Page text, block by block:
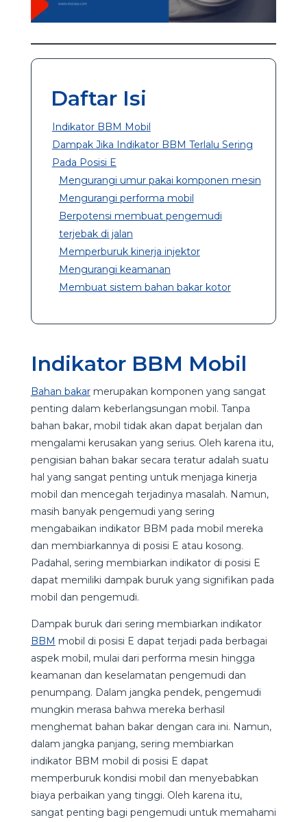
Daftar Isi
Indikator BBM Mobil
Dampak Jika Indikator BBM Terlalu Sering
Pada Posisi E
Mengurangi umur pakai komponen mesin
Mengurangi performa mobil
Berpotensi membuat pengemudi
terjebak di jalan
Memperburuk kinerja injektor
Mengurangi keamanan
Membuat sistem bahan bakar kotor
Indikator BBM Mobil
Bahan bakarmerupakan komponen yang sangat
penting dalam keberlangsungan mobil. Tanpa
bahan bakar, mobil tidak akan dapat berjalan dan
mengalami kerusakan yang serius. Oleh karena itu,
pengisian bahan bakar secara teratur adalah suatu
hal yang sangat penting untuk menjaga kinerja
mobil dan mencegah terjadinya masalah. Namun,
masih banyak pengemudi yang sering
mengabaikan indikator BBM pada mobil mereka
dan membiarkannya di posisi E atau kosong.
Padahal, sering membiarkan indikator di posisi E
dapat memiliki dampak buruk yang signifikan pada
mobil dan pengemudi.
Dampak buruk dari sering membiarkan indikator
BBM mobil di posisi E dapat terjadi pada berbagai
aspek mobil, mulai dari performa mesin hingga
keamanan dan keselamatan pengemudi dan
penumpang. Dalam jangka pendek, pengemudi
mungkin merasa bahwa mereka berhasil
menghemat bahan bakar dengan cara ini. Namun,
dalam jangka panjang, sering membiarkan
indikator BBM mobil di posisi E dapat
memperburuk kondisi mobil dan menyebabkan
biaya perbaikan yang tinggi. Oleh karena itu,
sangat penting bagi pengemudi untuk memahami